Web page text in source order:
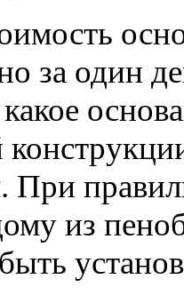
за один
При
из